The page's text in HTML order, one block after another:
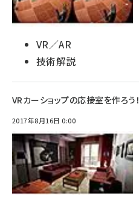
VR／AR
技術解説
VRカーショップの応接室を作ろう！
2017年8月16日 0:00